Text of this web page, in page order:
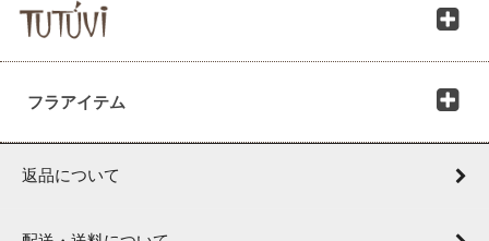
フラアイテム
返品について